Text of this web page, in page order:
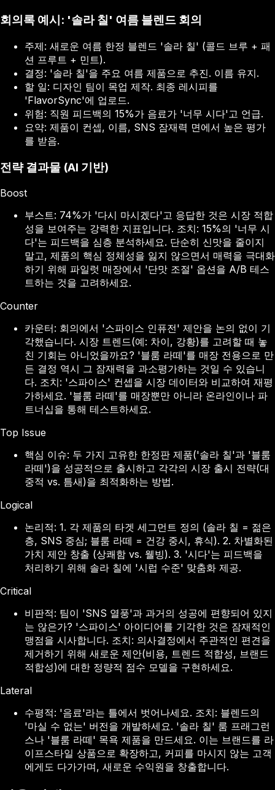
회의록 예시: '솔라 칠' 여름 블렌드 회의
주제: 새로운 여름 한정 블렌드 '솔라 칠' (콜드 브루 + 패
션 프루트 + 민트).
결정: '솔라 칠'을 주요 여름 제품으로 추진. 이름 유지.
할 일: 디자인 팀이 목업 제작. 최종 레시피를
'FlavorSync'에 업로드.
위험: 직원 피드백의 15%가 음료가 '너무 시다'고 언급.
요약: 제품이 컨셉, 이름, SNS 잠재력 면에서 높은 평가
를 받음.
전략 결과물 (AI 기반)
Boost
부스트: 74%가 '다시 마시겠다'고 응답한 것은 시장 적합
성을 보여주는 강력한 지표입니다. 조치: 15%의 '너무 시
다'는 피드백을 심층 분석하세요. 단순히 신맛을 줄이지
말고, 제품의 핵심 정체성을 잃지 않으면서 매력을 극대화
하기 위해 파일럿 매장에서 '단맛 조절' 옵션을 A/B 테스
트하는 것을 고려하세요.
Counter
카운터: 회의에서 '스파이스 인퓨전' 제안을 논의 없이 기
각했습니다. 시장 트렌드(예: 차이, 강황)를 고려할 때 놓
친 기회는 아니었을까요? '블룸 라떼'를 매장 전용으로 만
든 결정 역시 그 잠재력을 과소평가하는 것일 수 있습니
다. 조치: '스파이스' 컨셉을 시장 데이터와 비교하여 재평
가하세요. '블룸 라떼'를 매장뿐만 아니라 온라인이나 파
트너십을 통해 테스트하세요.
Top Issue
핵심 이슈: 두 가지 고유한 한정판 제품('솔라 칠'과 '블룸
라떼')을 성공적으로 출시하고 각각의 시장 출시 전략(대
중적 vs. 틈새)을 최적화하는 방법.
Logical
논리적: 1. 각 제품의 타겟 세그먼트 정의 (솔라 칠 = 젊은
층, SNS 중심; 블룸 라떼 = 건강 중시, 휴식). 2. 차별화된
가치 제안 창출 (상쾌함 vs. 웰빙). 3. '시다'는 피드백을
처리하기 위해 솔라 칠에 '시럽 수준' 맞춤화 제공.
Critical
비판적: 팀이 'SNS 열풍'과 과거의 성공에 편향되어 있지
는 않은가? '스파이스' 아이디어를 기각한 것은 잠재적인
맹점을 시사합니다. 조치: 의사결정에서 주관적인 편견을
제거하기 위해 새로운 제안(비용, 트렌드 적합성, 브랜드
적합성)에 대한 정량적 점수 모델을 구현하세요.
Lateral
수평적: '음료'라는 틀에서 벗어나세요. 조치: 블렌드의
'마실 수 없는' 버전을 개발하세요. '솔라 칠' 룸 프래그런
스나 '블룸 라떼' 목욕 제품을 만드세요. 이는 브랜드를 라
이프스타일 상품으로 확장하고, 커피를 마시지 않는 고객
에게도 다가가며, 새로운 수익원을 창출합니다.